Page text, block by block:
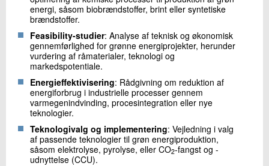
energi, såsom biobrændstoffer, brint eller syntetiske
brændstoffer.
Feasibility-studier: Analyse af teknisk og økonomisk
gennemførlighed for grønne energiprojekter, herunder
vurdering af råmaterialer, teknologi og
markedspotentiale.
Energieffektivisering: Rådgivning om reduktion af
energiforbrug i industrielle processer gennem
varmegenindvinding, procesintegration eller nye
teknologier.
Teknologivalg og implementering: Vejledning i valg
af passende teknologier til grøn energiproduktion,
såsom elektrolyse, pyrolyse, eller CO2-fangst og -
udnyttelse (CCU).